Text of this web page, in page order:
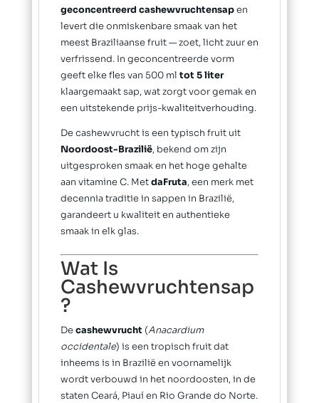
geconcentreerd cashewvruchtensapen
levert die onmiskenbare smaak van het
meest Braziliaanse fruit — zoet, licht zuur en
verfrissend. In geconcentreerde vorm
geeft elke fles van 500 ml tot 5 liter
klaargemaakt sap, wat zorgt voor gemak en
een uitstekende prijs-kwaliteitverhouding.
De cashewvrucht is een typisch fruit uit
Noordoost-Brazilië, bekend om zijn
uitgesproken smaak en het hoge gehalte
aan vitamine C. MetdaFruta, een merk met
decennia traditie in sappen in Brazilië,
garandeert u kwaliteit en authentieke
smaak in elk glas.
Wat Is
Cashewvruchtensap
?
Decashewvrucht(Anacardium
occidentale) is een tropisch fruit dat
inheems is in Brazilië en voornamelijk
wordt verbouwd in het noordoosten, in de
staten Ceará, Piauí en Rio Grande do Norte.